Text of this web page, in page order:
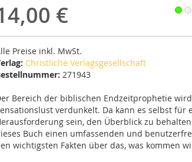
€
Preise inkl. MwSt.
Christliche Verlagsgesellschaft
271943
Bereich der biblischen Endzeitprophetie
verdunkelt. Da kann es selbst für
sein, den Überblick zu
Buch einen umfassenden und
wichtigsten Fakten über das, was kommen